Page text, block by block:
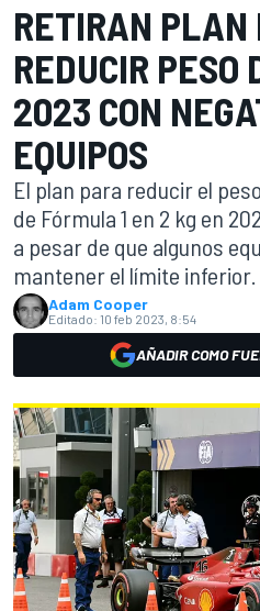
RETIRAN PLAN
REDUCIR PESO
2023 CON
EQUIPOS
El plan para reducir el
de Fórmula 1 en 2 kg en
a pesar de que algunos
mantener el límite inferior.
Adam Cooper
Editado: 10 feb 2023, 8:54
AÑADIR COMO